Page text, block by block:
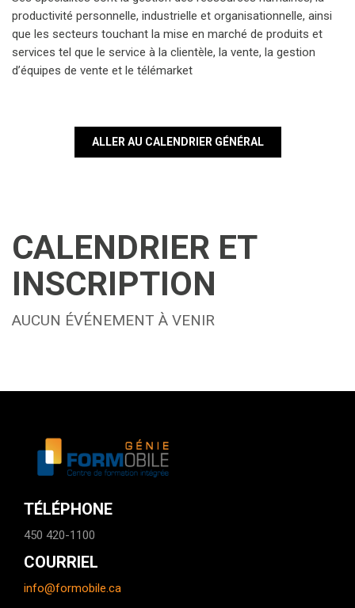
productivité personnelle, industrielle et organisationnelle, ainsi
que les secteurs touchant la mise en marché de produits et
services tel que le service à la clientèle, la vente, la gestion
d’équipes de vente et le télémarket
ALLER AU CALENDRIER GÉNÉRAL
CALENDRIER ET
INSCRIPTION
AUCUN ÉVÉNEMENT À VENIR
TÉLÉPHONE
450 420-1100
COURRIEL
info@formobile.ca